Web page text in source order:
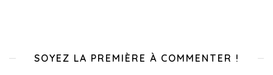
SOYEZ LA PREMIÈRE À COMMENTER !